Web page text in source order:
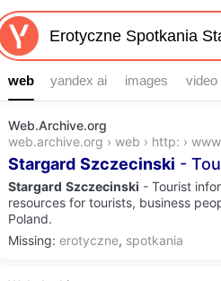
web
web yandex ai images video
Web.Archive.org
web.archive.org › web › http: ›
Stargard Szczecinski -
Stargard Szczecinski - Tourist
resources for tourists, business
Poland.
Missing: erotyczne, spotkania